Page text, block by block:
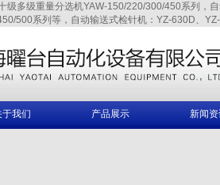
级多级重量分选机YAW-150/220/300/450系列
500系列等，自动输送式检针机：YZ-630D、
于我们 产品展示 新闻